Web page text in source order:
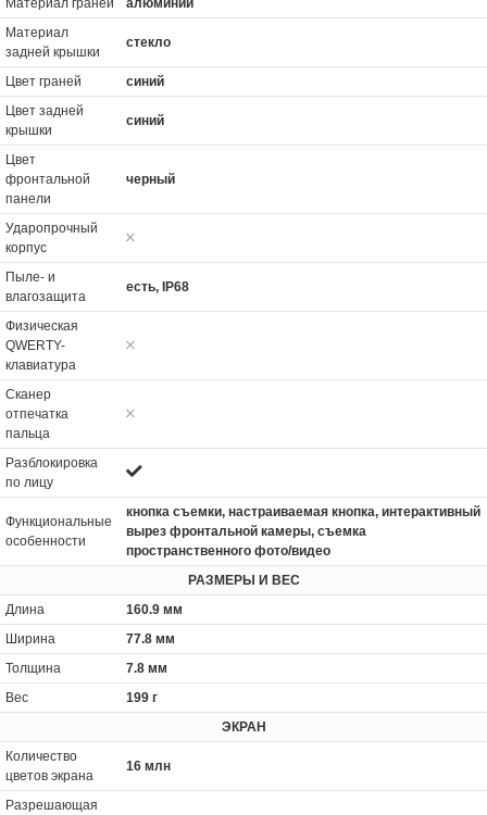
Материал граней
алюминий
Материал
задней крышки
стекло
Цвет граней
синий
Цвет задней
крышки
синий
Цвет
фронтальной
панели
черный
Ударопрочный
корпус
Пыле- и
влагозащита
есть, IP68
Физическая
QWERTY-
клавиатура
Сканер
отпечатка
пальца
Разблокировка
по лицу
Функциональные
особенности
кнопка съемки, настраиваемая кнопка, интерактивный
вырез фронтальной камеры, съемка
пространственного фото/видео
РАЗМЕРЫ И ВЕС
Длина
160.9 мм
Ширина
77.8 мм
Толщина
7.8 мм
Вес
199 г
ЭКРАН
Количество
цветов экрана
16 млн
Разрешающая